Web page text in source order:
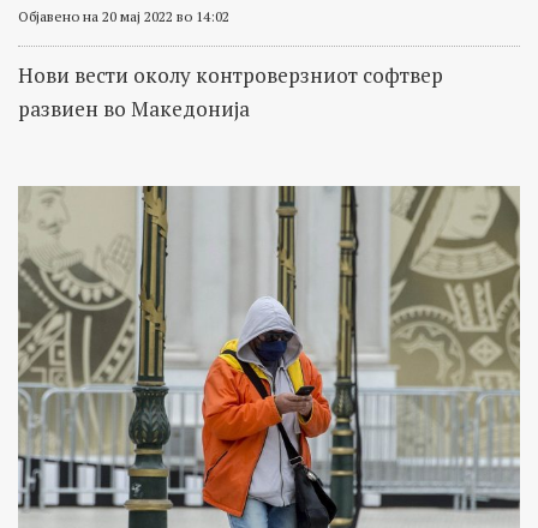
Објавено на 20 мај 2022 во 14:02
Нови вести околу контроверзниот софтвер
развиен во Македонија